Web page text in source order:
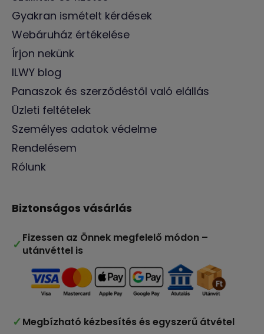
Gyakran ismételt kérdések
Webáruház értékelése
Írjon nekünk
ILWY blog
Panaszok és szerződéstől való elállás
Üzleti feltételek
Személyes adatok védelme
Rendelésem
Rólunk
Biztonságos vásárlás
✓ Fizessen az Önnek megfelelő módon –
utánvéttel is
✓ Megbízható kézbesítés és egyszerű átvétel